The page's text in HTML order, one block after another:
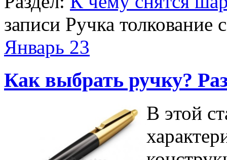
записи Ручка толкование
Январь 23
Как выбрать ручку?
В этой